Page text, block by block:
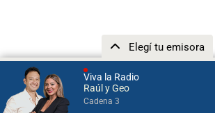
Viva la Radio
Raúl y Geo
Cadena 3
Elegí tu emisora